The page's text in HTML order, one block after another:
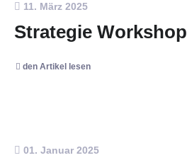
11. März 2025
Strategie Workshop
den Artikel lesen
01. Januar 2025